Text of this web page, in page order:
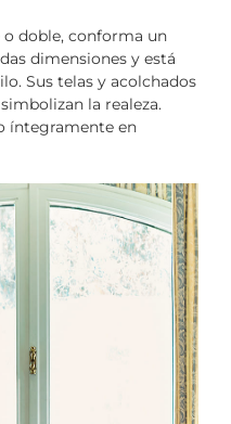
o doble, conforma un
dimensiones y está
Sus telas y acolchados
la realeza.
íntegramente en